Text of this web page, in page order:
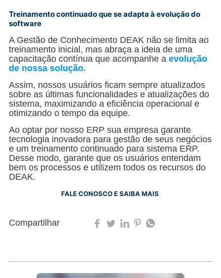
Treinamento continuado que se adapta à evolução do
software
A Gestão de Conhecimento DEAK não se limita ao
treinamento inicial, mas abraça a ideia de uma
capacitação contínua que acompanhe a evolução
de nossa solução.
Assim, nossos usuários ficam sempre atualizados
sobre as últimas funcionalidades e atualizações do
sistema, maximizando a eficiência operacional e
otimizando o tempo da equipe.
Ao optar por nosso ERP sua empresa garante
tecnologia inovadora para gestão de seus negócios
e um treinamento continuado para sistema ERP.
Desse modo, garante que os usuários entendam
bem os processos e utilizem todos os recursos do
DEAK.
FALE CONOSCO E SAIBA MAIS
Compartilhar